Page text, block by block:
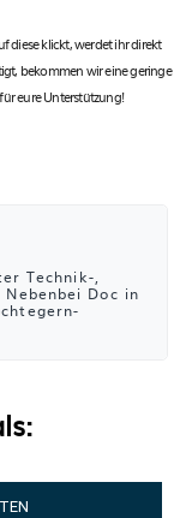
diese klickt, werdet ihr direkt
bekommen wir eine geringe
eure Unterstützung!
Technik-,
Nebenbei Doc in